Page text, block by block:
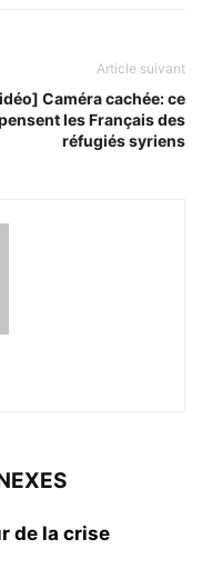
Article suivant
Caméra cachée: ce
les Français des
réfugiés syriens
de la crise